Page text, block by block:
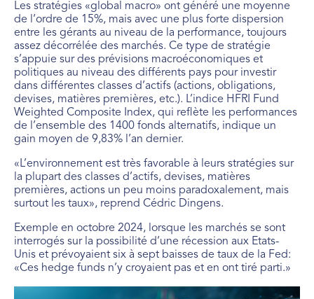
Les stratégies «global macro» ont généré une moyenne
de l’ordre de 15%, mais avec une plus forte dispersion
entre les gérants au niveau de la performance, toujours
assez décorrélée des marchés. Ce type de stratégie
s’appuie sur des prévisions macroéconomiques et
politiques au niveau des différents pays pour investir
dans différentes classes d’actifs (actions, obligations,
devises, matières premières, etc.). L’indice HFRI Fund
Weighted Composite Index, qui reflète les performances
de l’ensemble des 1400 fonds alternatifs, indique un
gain moyen de 9,83% l’an dernier.
«L’environnement est très favorable à leurs stratégies sur
la plupart des classes d’actifs, devises, matières
premières, actions un peu moins paradoxalement, mais
surtout les taux», reprend Cédric Dingens.
Exemple en octobre 2024, lorsque les marchés se sont
interrogés sur la possibilité d’une récession aux Etats-
Unis et prévoyaient six à sept baisses de taux de la Fed:
«Ces hedge funds n’y croyaient pas et en ont tiré parti.»